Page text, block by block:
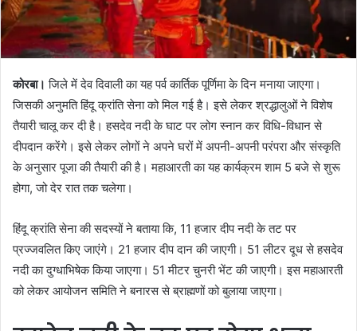
कोरबा। जिले में देव दिवाली का यह पर्व कार्तिक पूर्णिमा के दिन मनाया जाएगा।
जिसकी अनुमति हिंदू क्रांति सेना को मिल गई है। इसे लेकर श्रद्धालुओं ने विशेष
तैयारी चालू कर दी है। हसदेव नदी के घाट पर लोग स्नान कर विधि-विधान से
दीपदान करेंगे। इसे लेकर लोगों ने अपने घरों में अपनी-अपनी परंपरा और संस्कृति
के अनुसार पूजा की तैयारी की है। महाआरती का यह कार्यक्रम शाम 5 बजे से शुरू
होगा, जो देर रात तक चलेगा।
हिंदू क्रांति सेना की सदस्यों ने बताया कि, 11 हजार दीप नदी के तट पर
प्रज्जवलित किए जाएंगे। 21 हजार दीप दान की जाएगी। 51 लीटर दूध से हसदेव
नदी का दुग्धाभिषेक किया जाएगा। 51 मीटर चुनरी भेंट की जाएगी। इस महाआरती
को लेकर आयोजन समिति ने बनारस से ब्राह्मणों को बुलाया जाएगा।